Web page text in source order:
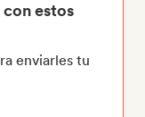
estos
enviarles tu